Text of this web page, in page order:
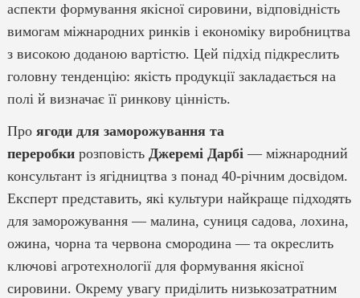
аспекти формування якісної сировини, відповідність
вимогам міжнародних ринків і економіку виробництва
з високою доданою вартістю. Цей підхід підкреслить
головну тенденцію: якість продукції закладається на
полі й визначає її ринкову цінність.
Про ягоди для заморожування та
переробкирозповість Джеремі Дарбі— міжнародний
консультант із ягідництва з понад 40-річним досвідом.
Експерт представить, які культури найкраще підходять
для заморожування — малина, суниця садова, лохина,
ожина, чорна та червона смородина — та окреслить
ключові агротехнології для формування якісної
сировини. Окрему увагу приділить низькозатратним